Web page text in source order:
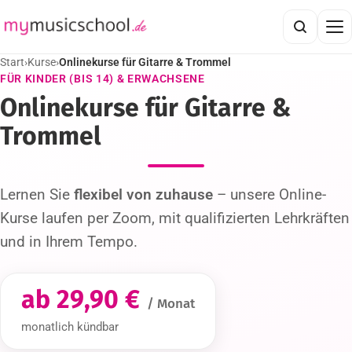
Start›Kurse›Onlinekurse für Gitarre & Trommel
FÜR KINDER (BIS 14) & ERWACHSENE
Onlinekurse für Gitarre &
Trommel
Lernen Sie flexibel von zuhause – unsere Online-
Kurse laufen per Zoom, mit qualifizierten Lehrkräften
und in Ihrem Tempo.
ab 29,90 € / Monat
monatlich kündbar